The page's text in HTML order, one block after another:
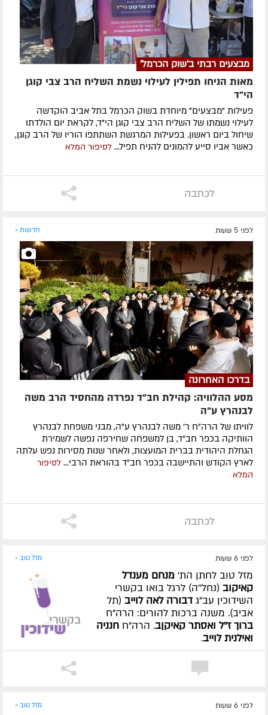
מבצעים רבתי ב'שוק הכרמל'
מאות הניחו תפילין לעילוי נשמת השליח הרב צבי קוגן
הי”ד
פעילות "מבצעים" מיוחדת בשוק הכרמל בתל אביב הוקדשה
לעילוי נשמתו של השליח הרב צבי קוגן הי"ד, לקראת יום הולדתו
שיחול ביום ראשון. בפעילות המרגשת השתתפו הוריו של הרב קוגן,
כאשר אביו סייע להמונים להניח תפיל... לסיפור המלא
לכתבה
לפני 5 שעות חדשות »
בדרכו האחרונה
מסע ההלוויה: קהילת חב"ד נפרדה מהחסיד הרב משה
לבנהרץ ע"ה
לוויתו של הרה"ח ר' משה לבנהרץ ע"ה, מבני משפחת לבנהרץ
הוותיקה בכפר חב"ד, בן למשפחה שחירפה נפשה לשמירת
הגחלת היהודית בברית המועצות, ולאחר שנות מסירות נפש עלתה
לארץ הקודש והתיישבה בכפר חב"ד בהוראת הרבי... לסיפור
המלא
לכתבה
לפני 6 שעות מזל טוב »
מזל טוב לחתן הת' מנחם מענדל
קאיקוב (נחל''ה) לרגל בואו בקשרי
השידוכין עב"ג דבורה לאה לוייב (תל
אביב). משנה ברכות להורים: הרה"ח
ברוך ז''ל ואסתר קאיקןב. הרה"ח חנניה
ואילנית לוייב.
לפני 6 שעות מזל טוב »